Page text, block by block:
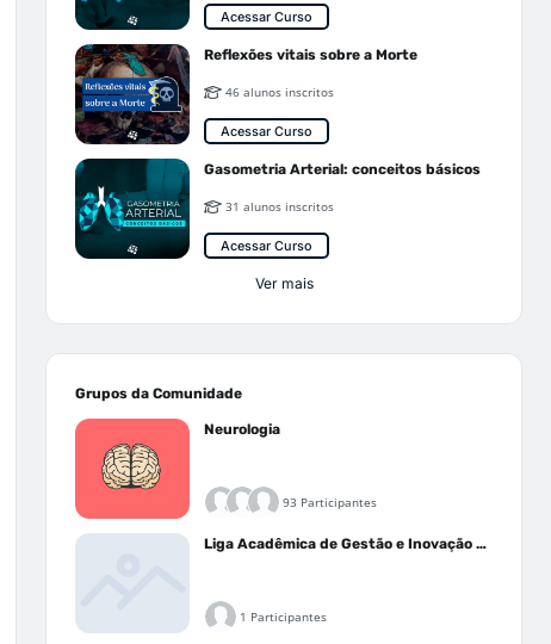
Acessar Curso
Reflexões vitais sobre a Morte
46 alunos inscritos
Acessar Curso
Gasometria Arterial: conceitos básicos
31 alunos inscritos
Acessar Curso
Ver mais
Grupos da Comunidade
Neurologia
93 Participantes
Liga Acadêmica de Gestão e Inovação Médica - LAGIM
1 Participantes